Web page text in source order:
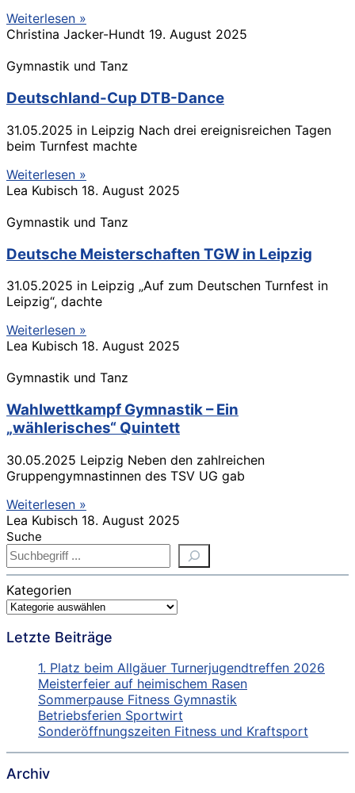
Weiterlesen »
Christina Jacker-Hundt 19. August 2025
Gymnastik und Tanz
Deutschland-Cup DTB-Dance
31.05.2025 in Leipzig Nach drei ereignisreichen Tagen
beim Turnfest machte
Weiterlesen »
Lea Kubisch 18. August 2025
Gymnastik und Tanz
Deutsche Meisterschaften TGW in Leipzig
31.05.2025 in Leipzig „Auf zum Deutschen Turnfest in
Leipzig“, dachte
Weiterlesen »
Lea Kubisch 18. August 2025
Gymnastik und Tanz
Wahlwettkampf Gymnastik – Ein
„wählerisches“ Quintett
30.05.2025 Leipzig Neben den zahlreichen
Gruppengymnastinnen des TSV UG gab
Weiterlesen »
Lea Kubisch 18. August 2025
Suche
Kategorien
Letzte Beiträge
1. Platz beim Allgäuer Turnerjugendtreffen 2026
Meisterfeier auf heimischem Rasen
Sommerpause Fitness Gymnastik
Betriebsferien Sportwirt
Sonderöffnungszeiten Fitness und Kraftsport
Archiv